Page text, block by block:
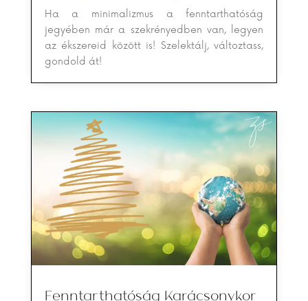
Ha a minimalizmus a fenntarthatóság
jegyében már a szekrényedben van, legyen
az ékszereid között is! Szelektálj, változtass,
gondold át!
Fenntarthatóság Karácsonykor